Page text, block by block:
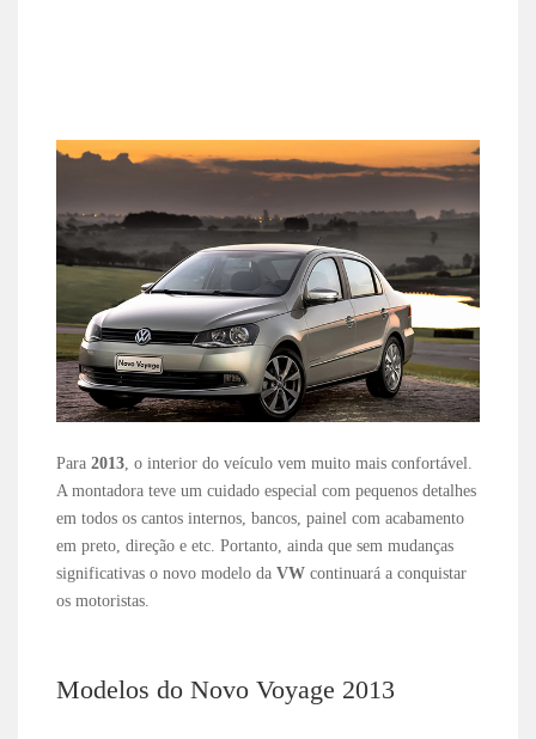
Para2013, o interior do veículo vem muito mais confortável.
A montadora teve um cuidado especial com pequenos detalhes
em todos os cantos internos, bancos, painel com acabamento
em preto, direção e etc. Portanto, ainda que sem mudanças
significativas o novo modelo daVW continuará a conquistar
os motoristas.
Modelos do Novo Voyage 2013